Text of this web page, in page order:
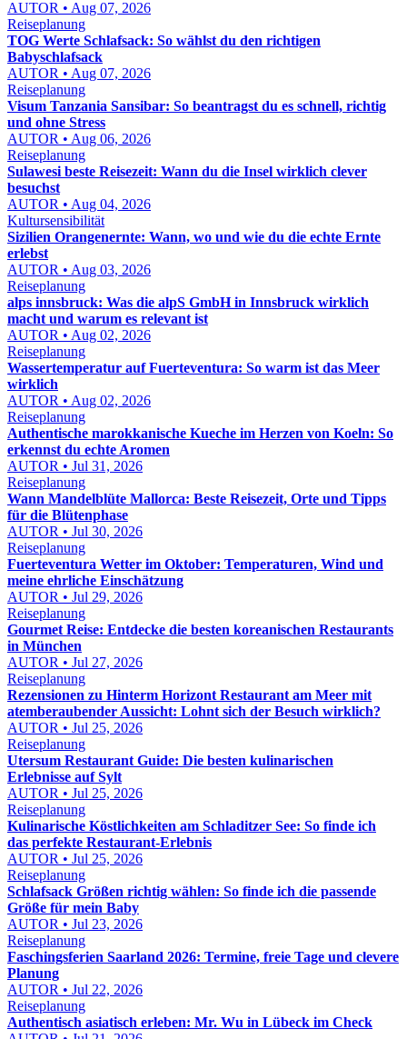
AUTOR • Aug 07, 2026
Reiseplanung
TOG Werte Schlafsack: So wählst du den richtigen
Babyschlafsack
AUTOR • Aug 07, 2026
Reiseplanung
Visum Tanzania Sansibar: So beantragst du es schnell, richtig
und ohne Stress
AUTOR • Aug 06, 2026
Reiseplanung
Sulawesi beste Reisezeit: Wann du die Insel wirklich clever
besuchst
AUTOR • Aug 04, 2026
Kultursensibilität
Sizilien Orangenernte: Wann, wo und wie du die echte Ernte
erlebst
AUTOR • Aug 03, 2026
Reiseplanung
alps innsbruck: Was die alpS GmbH in Innsbruck wirklich
macht und warum es relevant ist
AUTOR • Aug 02, 2026
Reiseplanung
Wassertemperatur auf Fuerteventura: So warm ist das Meer
wirklich
AUTOR • Aug 02, 2026
Reiseplanung
Authentische marokkanische Kueche im Herzen von Koeln: So
erkennst du echte Aromen
AUTOR • Jul 31, 2026
Reiseplanung
Wann Mandelblüte Mallorca: Beste Reisezeit, Orte und Tipps
für die Blütenphase
AUTOR • Jul 30, 2026
Reiseplanung
Fuerteventura Wetter im Oktober: Temperaturen, Wind und
meine ehrliche Einschätzung
AUTOR • Jul 29, 2026
Reiseplanung
Gourmet Reise: Entdecke die besten koreanischen Restaurants
in München
AUTOR • Jul 27, 2026
Reiseplanung
Rezensionen zu Hinterm Horizont Restaurant am Meer mit
atemberaubender Aussicht: Lohnt sich der Besuch wirklich?
AUTOR • Jul 25, 2026
Reiseplanung
Utersum Restaurant Guide: Die besten kulinarischen
Erlebnisse auf Sylt
AUTOR • Jul 25, 2026
Reiseplanung
Kulinarische Köstlichkeiten am Schladitzer See: So finde ich
das perfekte Restaurant-Erlebnis
AUTOR • Jul 25, 2026
Reiseplanung
Schlafsack Größen richtig wählen: So finde ich die passende
Größe für mein Baby
AUTOR • Jul 23, 2026
Reiseplanung
Faschingsferien Saarland 2026: Termine, freie Tage und clevere
Planung
AUTOR • Jul 22, 2026
Reiseplanung
Authentisch asiatisch erleben: Mr. Wu in Lübeck im Check